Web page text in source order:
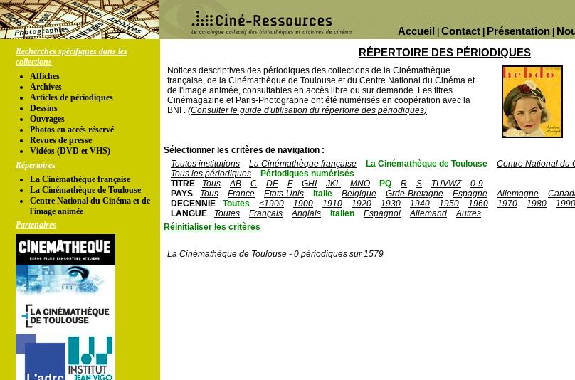
Présentation
Contact
Accueil
Recherches spécifiques dans les
collections
Affiches
Archives
Articles de périodiques
Dessins
Ouvrages
Photos en accés réservé
Revues de presse
Vidéos (DVD et VHS)
Répertoires
La Cinémathèque française
La Cinémathèque de Toulouse
Centre National du Cinéma et de
l'image animée
Partenaires
RÉPERTOIRE DES PÉRIODIQUES
Notices descriptives des périodiques des collections de la Cinémathèque
française, de la Cinémathèque de Toulouse et du Centre National du Cinéma et
de l'image animée, consultables en accès libre ou sur demande. Les titres
Cinémagazine et Paris-Photographe ont été numérisés en coopération avec la
BNF. (Consulter le guide d'utilisation du répertoire des périodiques)
Sélectionner les critères de navigation :
Toutes institutions
La Cinémathèque française La Cinémathèque de Toulouse
Centre National du
Tous les périodiques
Périodiques numérisés
TITRE
Tous AB C DE F GHI JKL MNO PQ R S TUVWZ
0-9
PAYS
Tous France Etats-Unis Italie Belgique Grde-Bretagne Espagne Allemagne
DECENNIE
Toutes <1900 1900 1910 1920 1930 1940 1950 1960 1970 1980 1990
LANGUE
Toutes Français Anglais Italien Espagnol Allemand
Autres
Réinitialiser les critères
La Cinémathèque de Toulouse - 0 périodiques sur 1579